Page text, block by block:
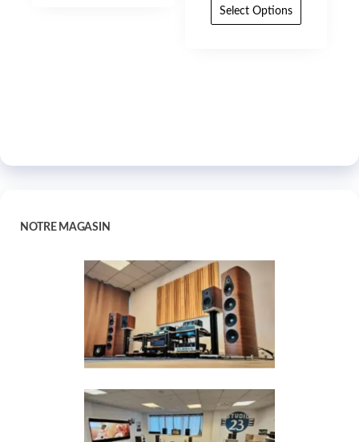
Select Options
NOTRE MAGASIN